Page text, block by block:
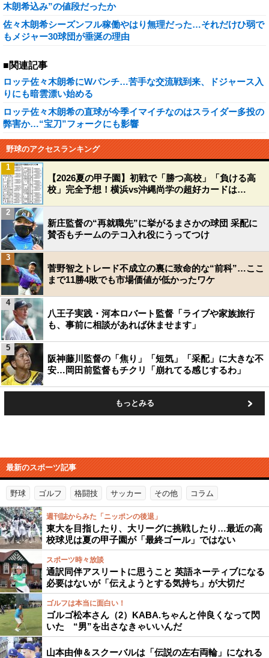
木朗希込み”の値段だったか
佐々木朗希シーズンフル稼働やはり無理だった…それだけひ弱で
もメジャー30球団が垂涎の理由
■関連記事
ロッテ佐々木朗希にWパンチ…苦手な交流戦到来、ドジャース入
りにも暗雲漂い始める
ロッテ佐々木朗希の直球が今季イマイチなのはスライダー多投の
弊害か…“宝刀”フォークにも影響
野球のアクセスランキング
【2026夏の甲子園】初戦で「勝つ高校」「負ける高
校」完全予想！横浜vs沖縄尚学の超好カードは…
1
新庄監督の“再就職先”に挙がるまさかの球団 采配に
賛否もチームのテコ入れ役にうってつけ
2
菅野智之トレード不成立の裏に致命的な“前科”…ここ
まで11勝4敗でも市場価値が低かったワケ
3
八王子実践・河本ロバート監督「ライブや家族旅行
も、事前に相談があれば休ませます」
4
阪神藤川監督の「焦り」「短気」「采配」に大きな不
安…岡田前監督もチクリ「崩れてる感じするわ」
5
もっとみる
最新のスポーツ記事
野球 ゴルフ 格闘技 サッカー その他 コラム
週刊誌からみた「ニッポンの後退」
東大を目指したり、大リーグに挑戦したり…最近の高
校球児は夏の甲子園が「最終ゴール」ではない
スポーツ時々放談
通訳同伴アスリートに思うこと 英語ネーティブになる
必要はないが「伝えようとする気持ち」が大切だ
ゴルフは本当に面白い！
ゴルゴ松本さん（2）KABA.ちゃんと仲良くなって閃
いた “男”を出さなきゃいいんだ
山本由伸＆スクーバルは「伝説の左右両輪」になれる